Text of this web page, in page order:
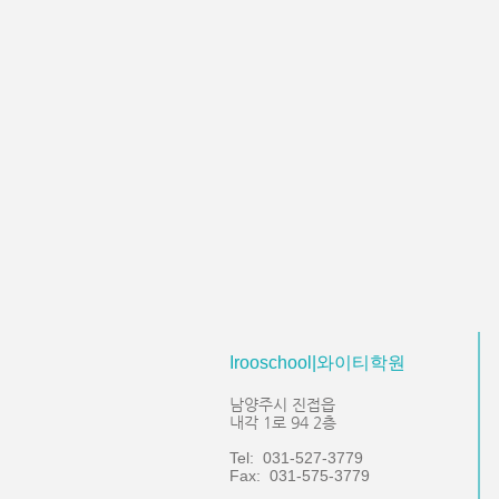
Irooschool|와이티학원
남양주시 진접읍
내각 1로 94 2층
Tel: 031-527-3779
Fax: 031-575-3779